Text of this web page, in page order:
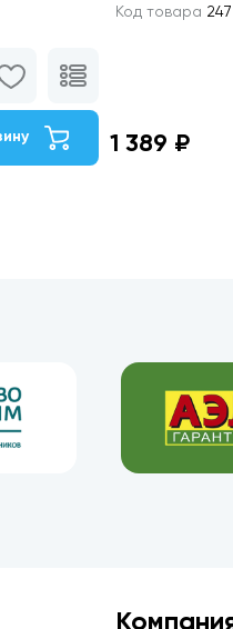
Код товара
1 389 ₽